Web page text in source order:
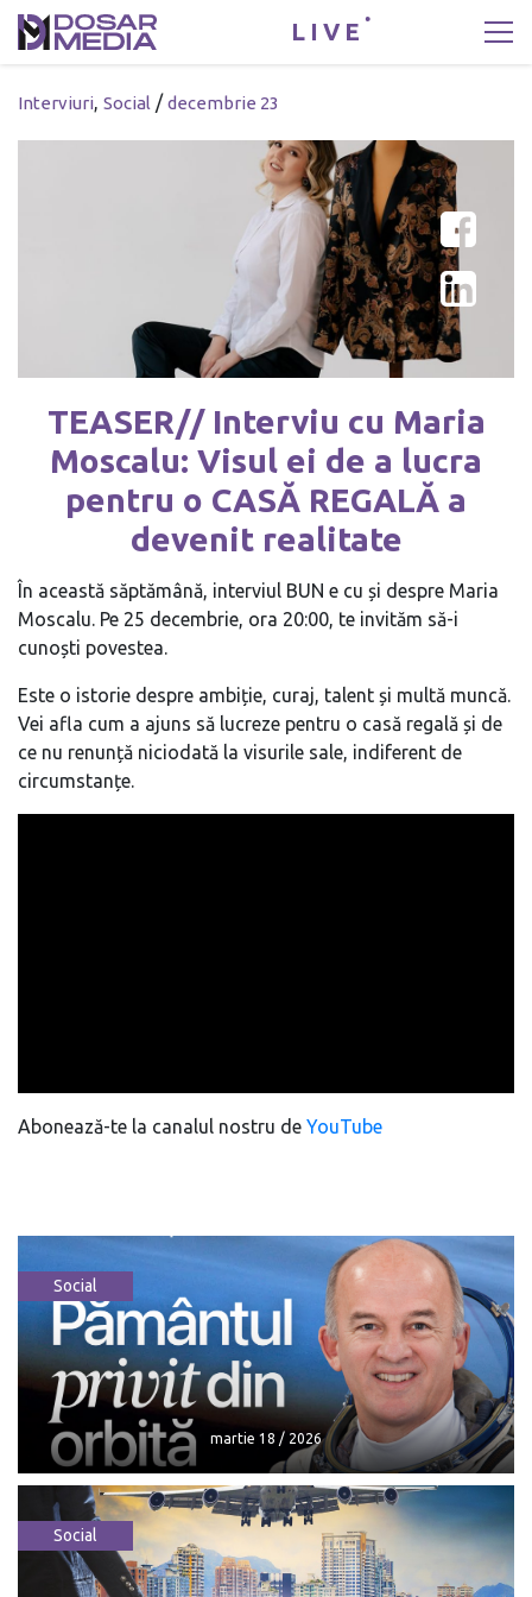
LIVE
Interviuri, Social /decembrie 23
TEASER// Interviu cu Maria
Moscalu: Visul ei de a lucra
pentru o CASĂ REGALĂ a
devenit realitate
În această săptămână, interviul BUN e cu și despre Maria
Moscalu. Pe 25 decembrie, ora 20:00, te invităm să-i
cunoști povestea.
Este o istorie despre ambiție, curaj, talent și multă muncă.
Vei afla cum a ajuns să lucreze pentru o casă regală și de
ce nu renunță niciodată la visurile sale, indiferent de
circumstanțe.
Abonează-te la canalul nostru de YouTube
Social
martie 18 / 2026
martie 18 / 2026
Social